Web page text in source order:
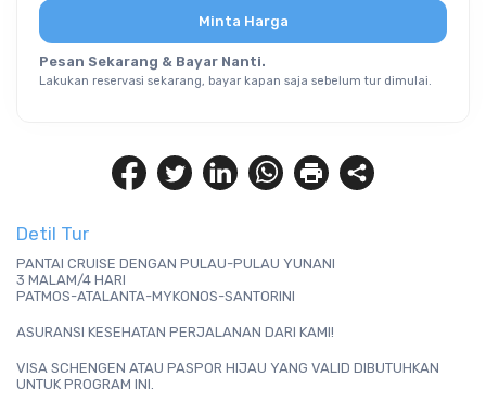
Detil Tur
PANTAI CRUISE DENGAN PULAU-PULAU YUNANI
3 MALAM/4 HARI
PATMOS-ATALANTA-MYKONOS-SANTORINI
ASURANSI KESEHATAN PERJALANAN DARI KAMI!
VISA SCHENGEN ATAU PASPOR HIJAU YANG VALID DIBUTUHKAN
UNTUK PROGRAM INI.
Minta Harga
Pesan Sekarang & Bayar Nanti.
Lakukan reservasi sekarang, bayar kapan saja sebelum tur dimulai.